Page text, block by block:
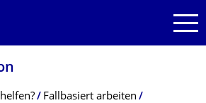
Fallbasiert arbeiten